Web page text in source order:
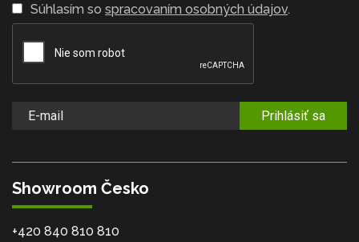
Súhlasím so spracovaním osobných údajov.
Prihlásiť sa
Showroom Česko
+420 840 810 810